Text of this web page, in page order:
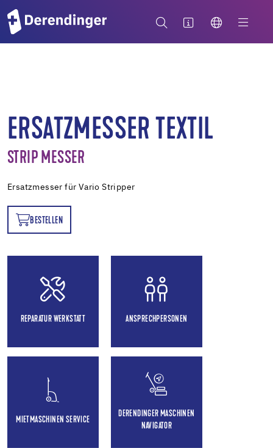
ERSATZMESSER TEXTIL
STRIP MESSER
Ersatzmesser für Vario Stripper
BESTELLEN
REPARATUR WERKSTATT ANSPRECHPERSONEN
MIETMASCHINEN SERVICE
DERENDINGER MASCHINEN
NAVIGATOR